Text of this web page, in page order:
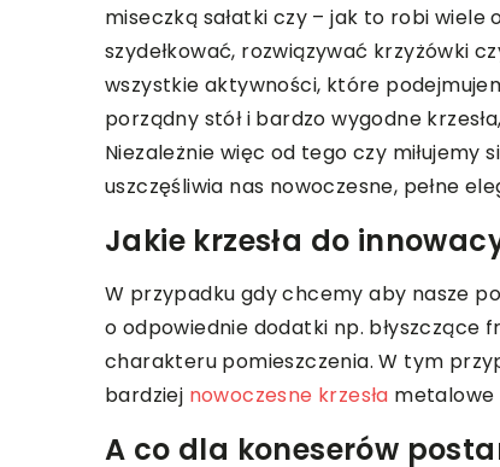
miseczką sałatki czy – jak to robi
szydełkować, rozwiązywać krzyżówki
wszystkie aktywności, które
porządny stół i bardzo wygodne
Niezależnie więc od tego czy
uszczęśliwia nas nowoczesne, pełne
Jakie krzesła do
W przypadku gdy chcemy aby nasze
o odpowiednie dodatki np. błyszczące
charakteru pomieszczenia. W tym
bardziej nowoczesne krzesła metalowe
A co dla koneserów